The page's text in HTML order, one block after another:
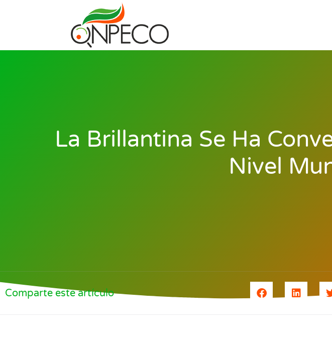
La Brillantina Se Ha
Nivel
Comparte este artículo